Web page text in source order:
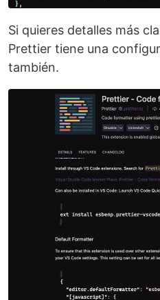
Si quieres detalles más
Prettier tiene una
también.